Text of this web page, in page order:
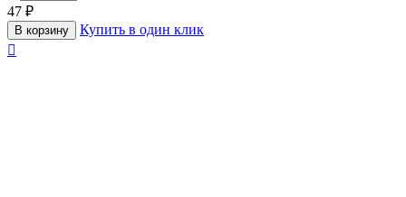
47 ₽
В корзину
Купить в один клик
